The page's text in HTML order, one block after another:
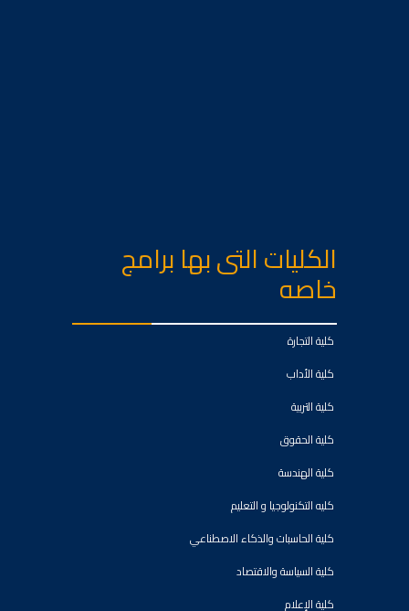
الكليات التى بها برامج
خاصه
كلية التجارة
كلية الأداب
كلية التربية
كلية الحقوق
كلية الهندسة
كليه التكنولوجيا و التعليم
كلية الحاسبات والذكاء الاصطناعي
كلية السياسة والاقتصاد
كلية الإعلام